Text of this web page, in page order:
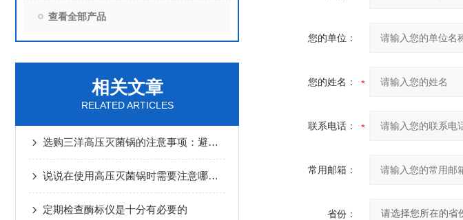
查看全部产品
相关文章
RELATED ARTICLES
选购三洋高压灭菌锅的注意事项：避免常见误区
说说在使用高压灭菌锅时需要注意哪些细节
定期检查酶标仪是十分有必要的
您的单位：
您的姓名：
联系电话：
常用邮箱：
省份：